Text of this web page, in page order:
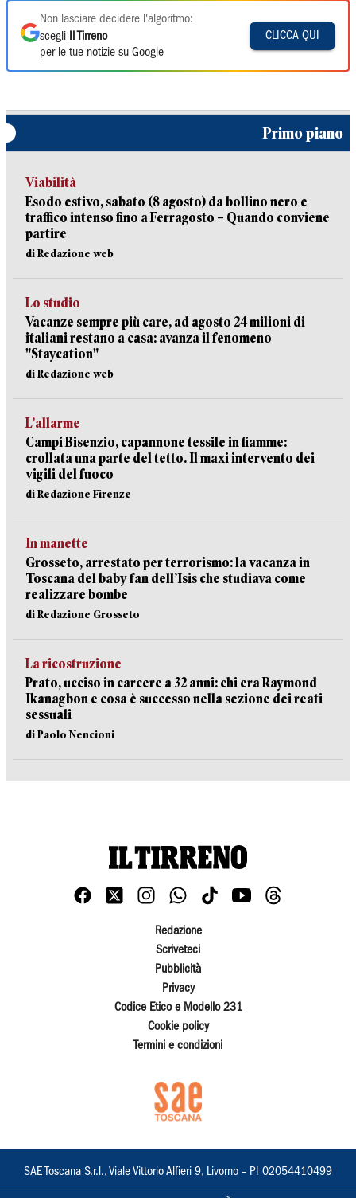
Non lasciare decidere l'algoritmo:
scegli
Il Tirreno
per le tue notizie su Google
CLICCA QUI
Primo piano
Viabilità
Esodo estivo, sabato (8 agosto) da bollino nero e
traffico intenso fino a Ferragosto – Quando conviene
partire
di Redazione web
Lo studio
Vacanze sempre più care, ad agosto 24 milioni di
italiani restano a casa: avanza il fenomeno
"Staycation"
di Redazione web
L’allarme
Campi Bisenzio, capannone tessile in fiamme:
crollata una parte del tetto. Il maxi intervento dei
vigili del fuoco
di Redazione Firenze
In manette
Grosseto, arrestato per terrorismo: la vacanza in
Toscana del baby fan dell’Isis che studiava come
realizzare bombe
di Redazione Grosseto
La ricostruzione
Prato, ucciso in carcere a 32 anni: chi era Raymond
Ikanagbon e cosa è successo nella sezione dei reati
sessuali
di Paolo Nencioni
Redazione
Scriveteci
Pubblicità
Privacy
Codice Etico e Modello 231
Cookie policy
Termini e condizioni
SAE Toscana S.r.l., Viale Vittorio Alfieri 9, Livorno – PI 02054410499